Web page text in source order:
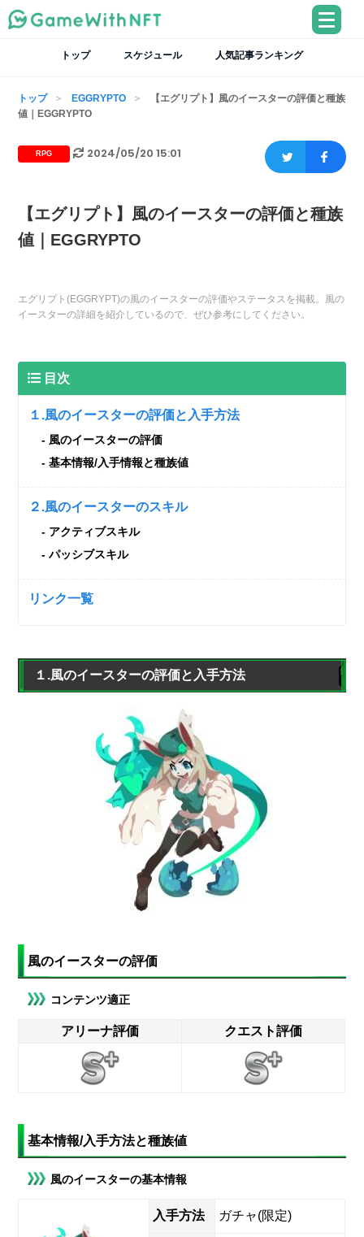
トップ スケジュール 人気記事ランキング
トップ EGGRYPTO
【エグリプト】風のイースターの評価と種族
値｜EGGRYPTO
RPG 2024/05/20 15:01
【エグリプト】風のイースターの評価と種族
値｜EGGRYPTO
エグリプト(EGGRYPT)の風のイースターの評価やステータスを掲載。風の
イースターの詳細を紹介しているので、ぜひ参考にしてください。
目次
１.風のイースターの評価と入手方法
風のイースターの評価
基本情報/入手情報と種族値
２.風のイースターのスキル
アクティブスキル
パッシブスキル
リンク一覧
１.風のイースターの評価と入手方法
風のイースターの評価
コンテンツ適正
アリーナ評価 クエスト評価
基本情報/入手方法と種族値
風のイースターの基本情報
入手方法 ガチャ(限定)